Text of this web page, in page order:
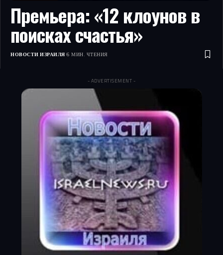
Премьера: «12 клоунов в
поисках счастья»
НОВОСТИ ИЗРАИЛЯ 6 МИН. ЧТЕНИЯ
- ADVERTISEMENT -